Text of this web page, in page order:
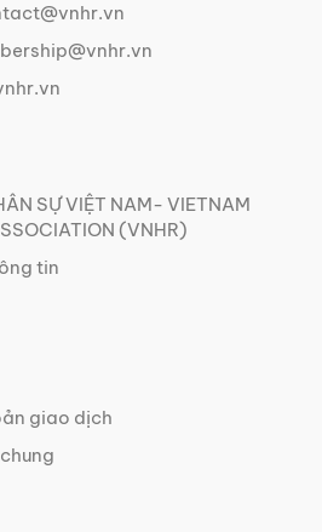
SỰ VIỆT NAM- VIETNAM
(VNHR)
tin
giao dịch